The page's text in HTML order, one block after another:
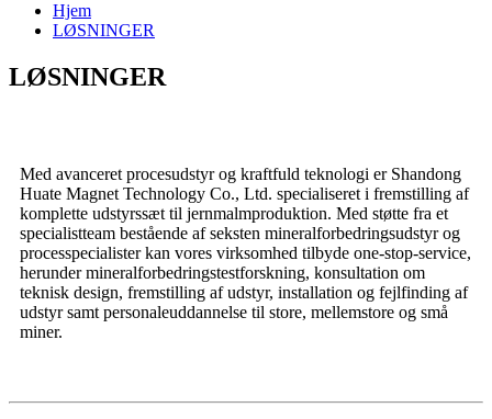
Hjem
LØSNINGER
LØSNINGER
Med avanceret procesudstyr og kraftfuld teknologi er Shandong
Huate Magnet Technology Co., Ltd. specialiseret i fremstilling af
komplette udstyrssæt til jernmalmproduktion. Med støtte fra et
specialistteam bestående af seksten mineralforbedringsudstyr og
processpecialister kan vores virksomhed tilbyde one-stop-service,
herunder mineralforbedringstestforskning, konsultation om
teknisk design, fremstilling af udstyr, installation og fejlfinding af
udstyr samt personaleuddannelse til store, mellemstore og små
miner.